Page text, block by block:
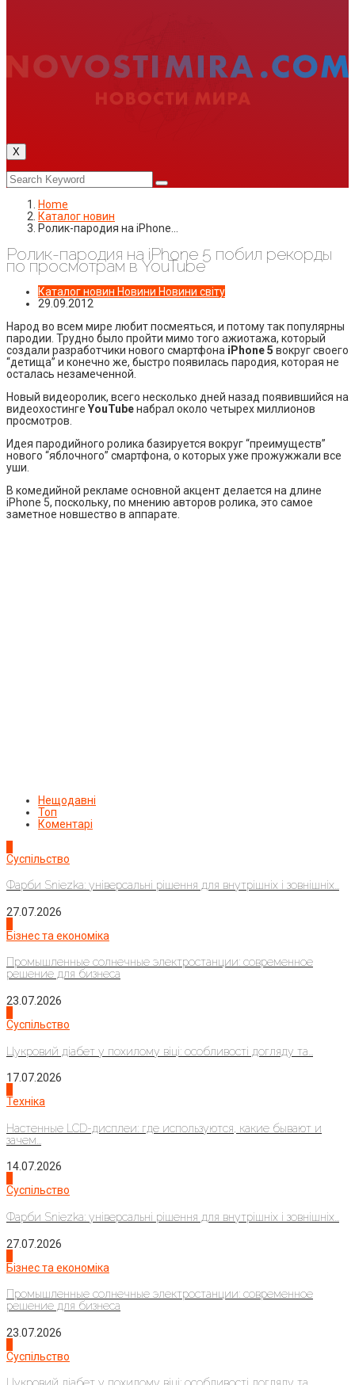
X
Home
Каталог новин
Ролик-пародия на iPhone…
Ролик-пародия на iPhone 5 побил рекорды
по просмотрам в YouTube
Каталог новин Новини Новини світу
29.09.2012
Народ во всем мире любит посмеяться, и потому так популярны
пародии. Трудно было пройти мимо того ажиотажа, который
создали разработчики нового смартфона iPhone 5 вокруг своего
“детища” и конечно же, быстро появилась пародия, которая не
осталась незамеченной.
Новый видеоролик, всего несколько дней назад появившийся на
видеохостинге YouTubeнабрал около четырех миллионов
просмотров.
Идея пародийного ролика базируется вокруг “преимуществ”
нового “яблочного” смартфона, о которых уже прожужжали все
уши.
В комедийной рекламе основной акцент делается на длине
iPhone 5, поскольку, по мнению авторов ролика, это самое
заметное новшество в аппарате.
Нещодавні
Топ
Коментарі
Суспільство
Фарби Sniezka: універсальні рішення для внутрішніх і зовнішніх...
27.07.2026
Бізнес та економіка
Промышленные солнечные электростанции: современное
решение для бизнеса
23.07.2026
Суспільство
Цукровий діабет у похилому віці: особливості догляду та...
17.07.2026
Техніка
Настенные LCD-дисплеи: где используются, какие бывают и
зачем...
14.07.2026
Суспільство
Фарби Sniezka: універсальні рішення для внутрішніх і зовнішніх...
27.07.2026
Бізнес та економіка
Промышленные солнечные электростанции: современное
решение для бизнеса
23.07.2026
Суспільство